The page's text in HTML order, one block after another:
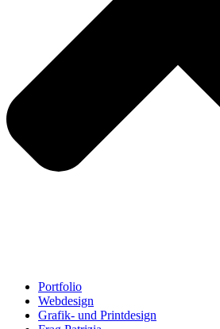
Portfolio
Webdesign
Grafik- und Printdesign